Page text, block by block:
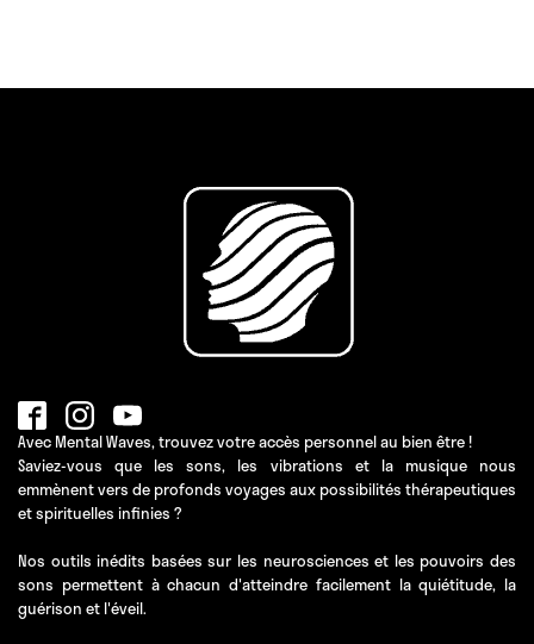
Avec Mental Waves, trouvez votre accès personnel au bien être !
Saviez-vous que les sons, les vibrations et la musique nous
emmènent vers de profonds voyages aux possibilités thérapeutiques
et spirituelles infinies ?
Nos outils inédits basées sur les neurosciences et les pouvoirs des
sons permettent à chacun d'atteindre facilement la quiétitude, la
guérison et l'éveil.